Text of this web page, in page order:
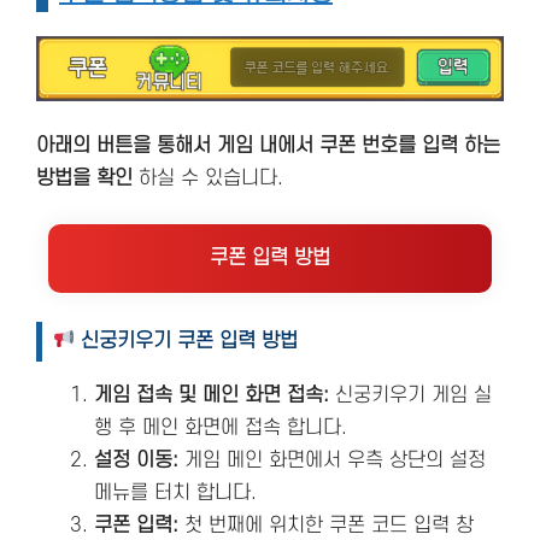
아래의 버튼을 통해서 게임 내에서 쿠폰 번호를 입력 하는
방법을 확인 하실 수 있습니다.
쿠폰 입력 방법
신궁키우기 쿠폰 입력 방법
게임 접속 및 메인 화면 접속: 신궁키우기 게임 실
행 후 메인 화면에 접속 합니다.
설정 이동: 게임 메인 화면에서 우측 상단의 설정
메뉴를 터치 합니다.
쿠폰 입력: 첫 번째에 위치한 쿠폰 코드 입력 창